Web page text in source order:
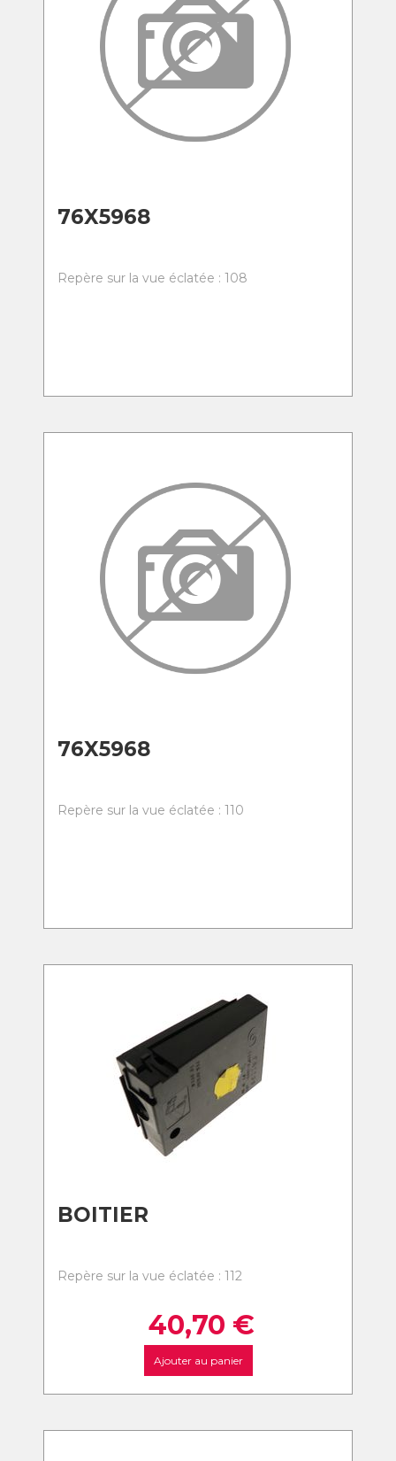
76X5968
Repère sur la vue éclatée : 108
76X5968
Repère sur la vue éclatée : 110
BOITIER
Repère sur la vue éclatée : 112
40,70 €
Ajouter au panier